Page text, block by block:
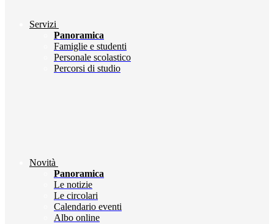
Servizi
Panoramica
Famiglie e studenti
Personale scolastico
Percorsi di studio
Novità
Panoramica
Le notizie
Le circolari
Calendario eventi
Albo online